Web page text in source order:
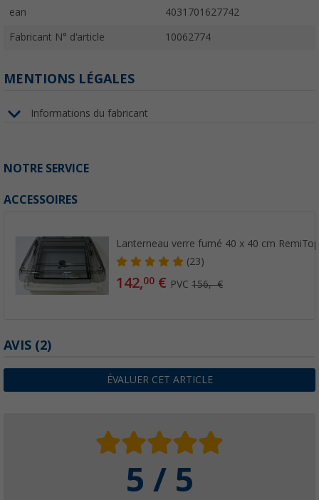
ean 4031701627742
Fabricant N° d'article 10062774
MENTIONS LÉGALES
Informations du fabricant
NOTRE SERVICE
ACCESSOIRES
Lanterneau verre fumé 40 x 40 cm
(23)
142,00 € PVC156,- €
AVIS (2)
ÉVALUER CET ARTICLE
5 / 5